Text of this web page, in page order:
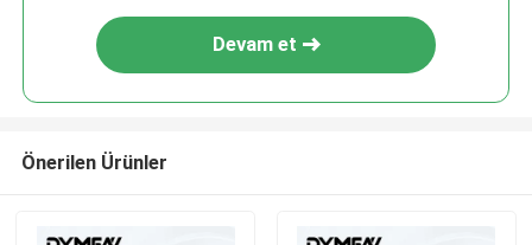
Devam et
Önerilen Ürünler